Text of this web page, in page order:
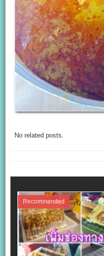
No related posts.
Recommended